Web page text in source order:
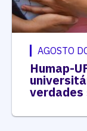
AGOSTO
Humap-
verdades